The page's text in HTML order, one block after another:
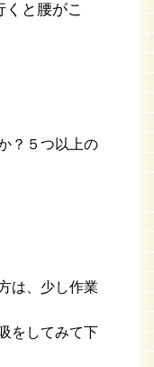
くと腰がこ
？５つ以上の
は、少し作業
をしてみて下